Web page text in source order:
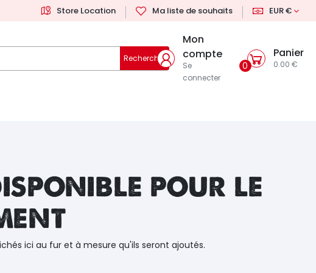
Store Location Ma liste de souhaits EUR €
Rechercher
Mon
compte
Se
connecter
0
Panier
0.00 €
pour le
ici au fur et à mesure qu'ils seront ajoutés.